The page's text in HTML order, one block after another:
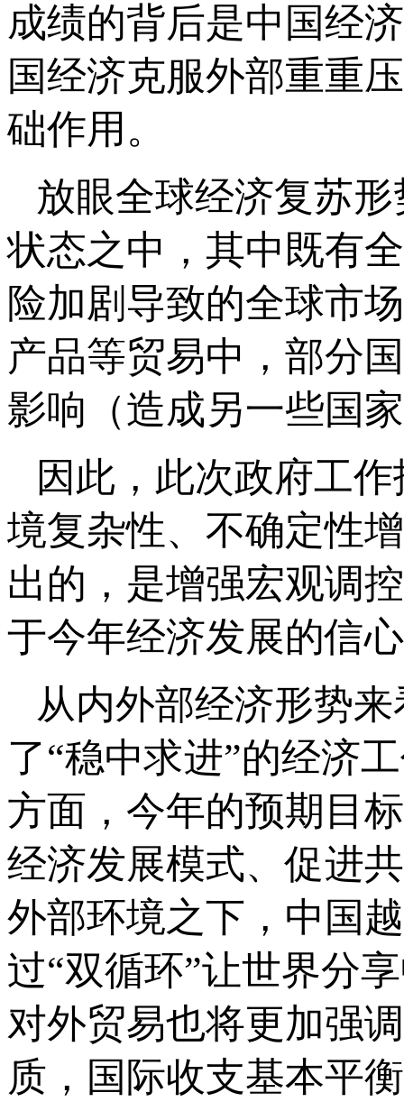
成绩的背后是中国经
国经济克服外部重重
础作用。
放眼全球经济复苏
状态之中，其中既有
险加剧导致的全球市
产品等贸易中，部分
影响（造成另一些国
因此，此次政府工
境复杂性、不确定性
出的，是增强宏观调
于今年经济发展的信
从内外部经济形势
了“稳中求进”的经济
方面，今年的预期目
经济发展模式、促进
外部环境之下，中国
过“双循环”让世界分
对外贸易也将更加强
质，国际收支基本平